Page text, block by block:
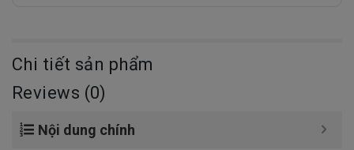
Chi tiết sản phẩm
Reviews (0)
Nội dung chính